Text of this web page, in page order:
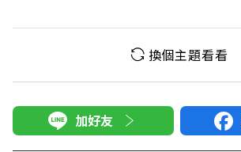
換個主題看看
加好友